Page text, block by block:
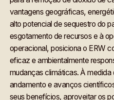
vantagens geográficas,
alto potencial de sequestro do
esgotamento de recursos e à
operacional, posiciona o ERW
eficaz e ambientalmente
mudanças climáticas. À medida
andamento e avanços
seus benefícios, aproveitar os